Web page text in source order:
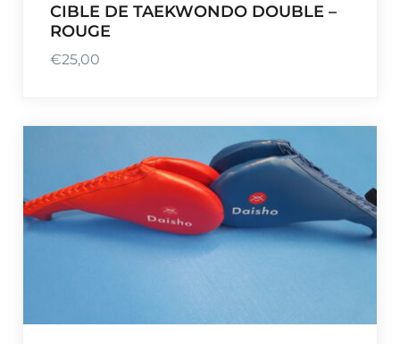
CIBLE DE TAEKWONDO DOUBLE –
ROUGE
€25,00